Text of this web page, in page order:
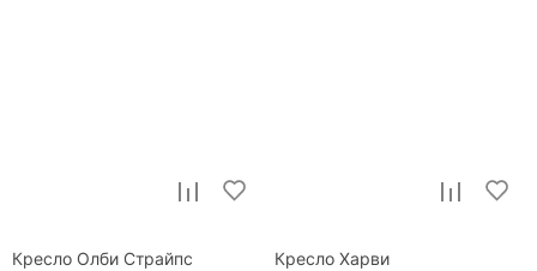
Кресло Олби Страйпс Кресло Харви